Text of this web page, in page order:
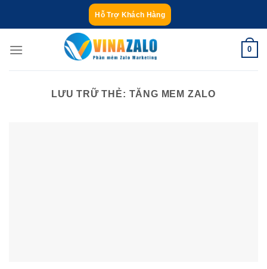
dung
Hỗ Trợ Khách Hàng
0
LƯU TRỮ THẺ: TĂNG MEM ZALO